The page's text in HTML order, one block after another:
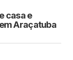
casa e
Araçatuba